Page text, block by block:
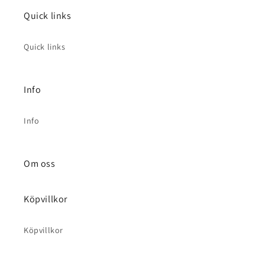
Quick links
Quick links
Info
Info
Om oss
Köpvillkor
Köpvillkor